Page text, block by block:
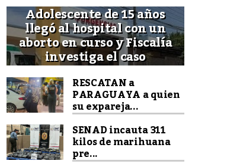
Adolescente de 15 años
llegó al hospital con un
aborto en curso y Fiscalía
investiga el caso
RESCATAN a
PARAGUAYA a quien
su expareja...
SENAD incauta 311
kilos de marihuana
pre...